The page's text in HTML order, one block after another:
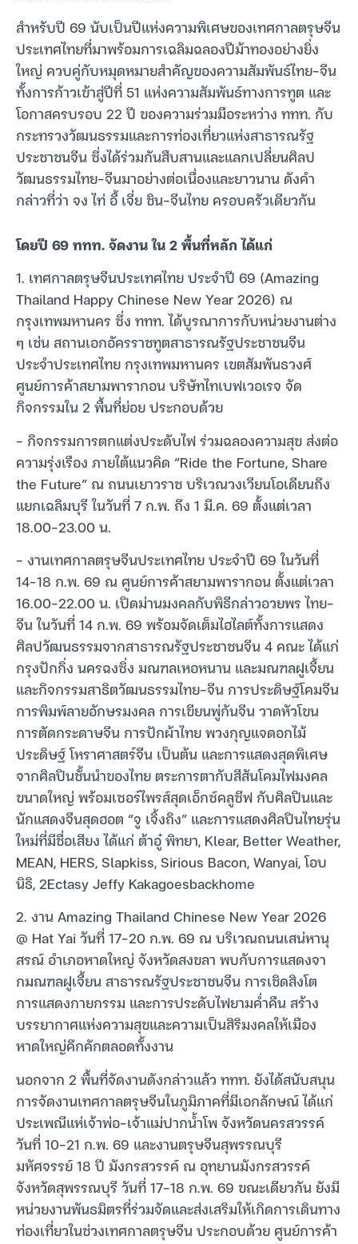
สำหรับปี 69 นับเป็นปีแห่งความพิเศษของเทศกาลตรุษจีน
ประเทศไทยที่มาพร้อมการเฉลิมฉลองปีม้าทองอย่างยิ่ง
ใหญ่ ควบคู่กับหมุดหมายสำคัญของความสัมพันธ์ไทย-จีน
ทั้งการก้าวเข้าสู่ปีที่ 51 แห่งความสัมพันธ์ทางการทูต และ
โอกาสครบรอบ 22 ปี ของความร่วมมือระหว่าง ททท. กับ
กระทรวงวัฒนธรรมและการท่องเที่ยวแห่งสาธารณรัฐ
ประชาชนจีน ซึ่งได้ร่วมกันสืบสานและแลกเปลี่ยนศิลป
วัฒนธรรมไทย-จีนมาอย่างต่อเนื่องและยาวนาน ดังคำ
กล่าวที่ว่า จง ไท่ อี้ เจี่ย ชิน-จีนไทย ครอบครัวเดียวกัน
โดยปี 69 ททท. จัดงาน ใน 2 พื้นที่หลัก ได้แก่
1. เทศกาลตรุษจีนประเทศไทย ประจำปี 69 (Amazing
Thailand Happy Chinese New Year 2026) ณ
กรุงเทพมหานคร ซึ่ง ททท. ได้บูรณาการกับหน่วยงานต่าง
ๆ เช่น สถานเอกอัครราชทูตสาธารณรัฐประชาชนจีน
ประจำประเทศไทย กรุงเทพมหานคร เขตสัมพันธวงศ์
ศูนย์การค้าสยามพารากอน บริษัทไทเบฟเวอเรจ จัด
กิจกรรมใน 2 พื้นที่ย่อย ประกอบด้วย
– กิจกรรมการตกแต่งประดับไฟ ร่วมฉลองความสุข ส่งต่อ
ความรุ่งเรือง ภายใต้แนวคิด “Ride the Fortune, Share
the Future” ณ ถนนเยาวราช บริเวณวงเวียนโอเดียนถึง
แยกเฉลิมบุรี ในวันที่ 7 ก.พ. ถึง 1 มี.ค. 69 ตั้งแต่เวลา
18.00-23.00 น.
– งานเทศกาลตรุษจีนประเทศไทย ประจำปี 69 ในวันที่
14-18 ก.พ. 69 ณ ศูนย์การค้าสยามพารากอน ตั้งแต่เวลา
16.00-22.00 น. เปิดม่านมงคลกับพิธีกล่าวอวยพร ไทย-
จีน ในวันที่ 14 ก.พ. 69 พร้อมจัดเต็มไฮไลต์ทั้งการแสดง
ศิลปวัฒนธรรมจากสาธารณรัฐประชาชนจีน 4 คณะ ได้แก่
กรุงปักกิ่ง นครฉงซิ่ง มณฑลเหอหนาน และมณฑลฝูเจี้ยน
และกิจกรรมสาธิตวัฒนธรรมไทย-จีน การประดิษฐ์โคมจีน
การพิมพ์ลายอักษรมงคล การเขียนพู่กันจีน วาดหัวโขน
การตัดกระดาษจีน การปักผ้าไทย พวงกุญแจดอกไม้
ประดิษฐ์ โหราศาสตร์จีน เป็นต้น และการแสดงสุดพิเศษ
จากศิลปินชั้นนำของไทย ตระการตากับสีสันโคมไฟมงคล
ขนาดใหญ่ พร้อมเซอร์ไพรส์สุดเอ็กซ์คลูซีฟ กับศิลปินและ
นักแสดงจีนสุดฮอต “จู เจิ้งถิง” และการแสดงศิลปินไทยรุ่น
ใหม่ที่มีชื่อเสียง ได้แก่ ต้าอู๋ พิทยา, Klear, Better Weather,
MEAN, HERS, Slapkiss, Sirious Bacon, Wanyai, โอบ
นิธิ, 2Ectasy Jeffy Kakagoesbackhome
2. งาน Amazing Thailand Chinese New Year 2026
@ Hat Yai วันที่ 17-20 ก.พ. 69 ณ บริเวณถนนเสน่หานุ
สรณ์ อำเภอหาดใหญ่ จังหวัดสงขลา พบกับการแสดงจา
กมณฑลฝูเจี้ยน สาธารณรัฐประชาชนจีน การเชิดสิงโต
การแสดงกายกรรม และการประดับไฟยามค่ำคืน สร้าง
บรรยากาศแห่งความสุขและความเป็นสิริมงคลให้เมือง
หาดใหญ่คึกคักตลอดทั้งงาน
นอกจาก 2 พื้นที่จัดงานดังกล่าวแล้ว ททท. ยังได้สนับสนุน
การจัดงานเทศกาลตรุษจีนในภูมิภาคที่มีเอกลักษณ์ ได้แก่
ประเพณีแห่เจ้าพ่อ-เจ้าแม่ปากน้ำโพ จังหวัดนครสวรรค์
วันที่ 10-21 ก.พ. 69 และงานตรุษจีนสุพรรณบุรี
มหัศจรรย์ 18 ปี มังกรสวรรค์ ณ อุทยานมังกรสวรรค์
จังหวัดสุพรรณบุรี วันที่ 17-18 ก.พ. 69 ขณะเดียวกัน ยังมี
หน่วยงานพันธมิตรที่ร่วมจัดและส่งเสริมให้เกิดการเดินทาง
ท่องเที่ยวในช่วงเทศกาลตรุษจีน ประกอบด้วย ศูนย์การค้า